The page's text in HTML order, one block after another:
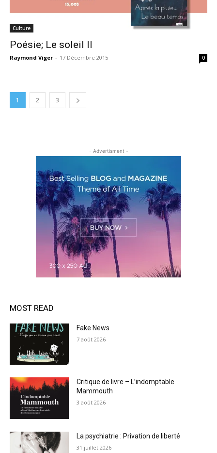
Culture
Poésie; Le soleil II
Raymond Viger - 17 Décembre 2015 0
1 2 3
- Advertisment -
MOST READ
Fake News
7 août 2026
Critique de livre – L’indomptable
Mammouth
3 août 2026
La psychiatrie : Privation de liberté
31 juillet 2026